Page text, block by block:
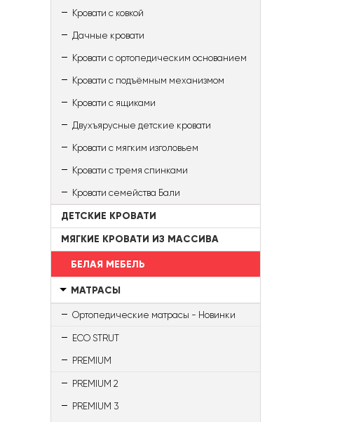
Кровати с ковкой
Дачные кровати
Кровати с ортопедическим основанием
Кровати с подъёмным механизмом
Кровати с ящиками
Двухъярусные детские кровати
Кровати с мягким изголовьем
Кровати с тремя спинками
Кровати семейства Бали
ДЕТСКИЕ КРОВАТИ
МЯГКИЕ КРОВАТИ ИЗ МАССИВА
БЕЛАЯ МЕБЕЛЬ
МАТРАСЫ
Ортопедические матрасы - Новинки
ECO STRUT
PREMIUM
PREMIUM 2
PREMIUM 3